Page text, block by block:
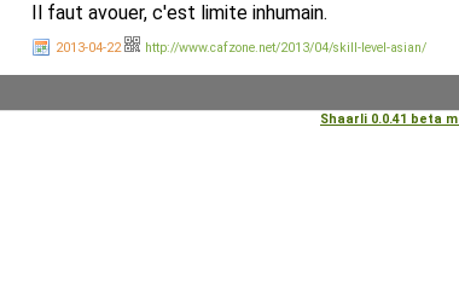
Il faut avouer, c'est limite inhumain.
2013-04-22 http://www.cafzone.net/2013/04/skill-level-asian/
Shaarli 0.0.41 beta